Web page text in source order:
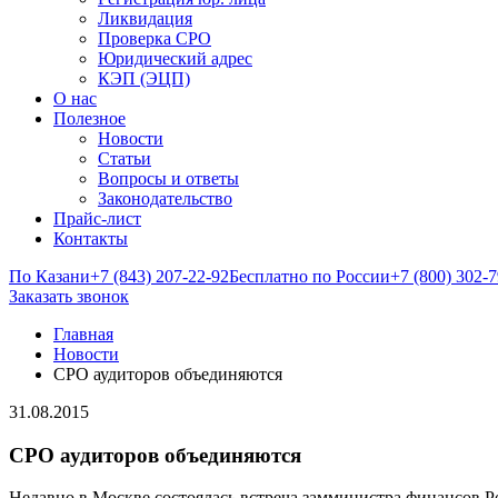
Ликвидация
Проверка СРО
Юридический адрес
КЭП (ЭЦП)
О нас
Полезное
Новости
Статьи
Вопросы и ответы
Законодательство
Прайс-лист
Контакты
По Казани+7 (843) 207-22-92Бесплатно по России+7 (800) 302-
Заказать звонок
Главная
Новости
СРО аудиторов объединяются
31.08.2015
СРО аудиторов объединяются